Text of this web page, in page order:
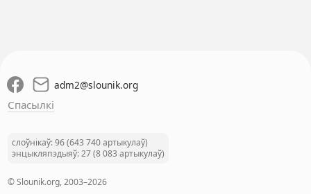
adm2@slounik.org
Спасылкі
слоўнікаў: 96 (643 740 артыкулаў)
энцыкляпэдыяў: 27 (8 083 артыкулаў)
© Slounik.org, 2003–2026